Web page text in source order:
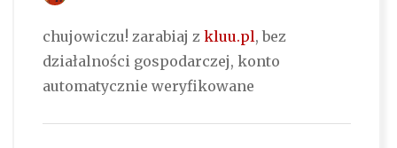
chujowiczu! zarabiaj z kluu.pl, bez
działalności gospodarczej, konto
automatycznie weryfikowane